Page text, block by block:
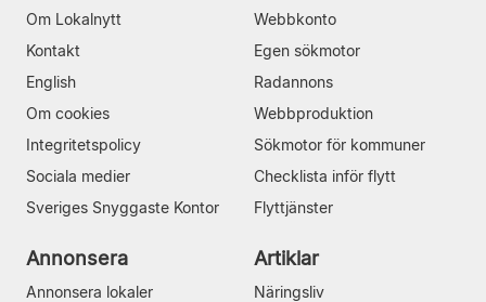
Om Lokalnytt
Kontakt
English
Om cookies
Integritetspolicy
Sociala medier
Sveriges Snyggaste Kontor
Webbkonto
Egen sökmotor
Radannons
Webbproduktion
Sökmotor för kommuner
Checklista inför flytt
Flyttjänster
Annonsera
Annonsera lokaler
Artiklar
Näringsliv